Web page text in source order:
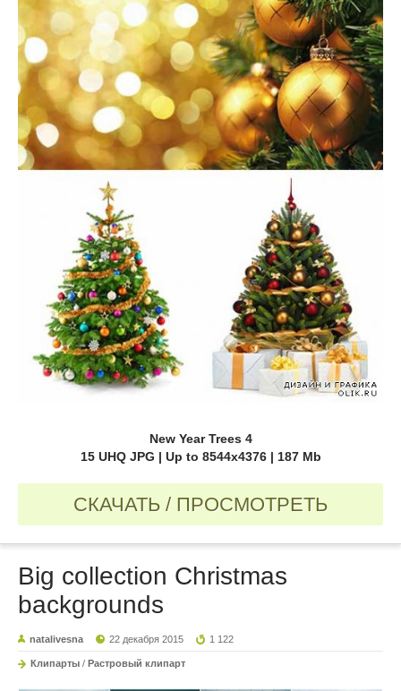
New Year Trees 4
15 UHQ JPG | Up to 8544x4376 | 187 Mb
СКАЧАТЬ / ПРОСМОТРЕТЬ
Big collection Christmas
backgrounds
natalivesna 22 декабря 2015 1 122
Клипарты / Растровый клипарт